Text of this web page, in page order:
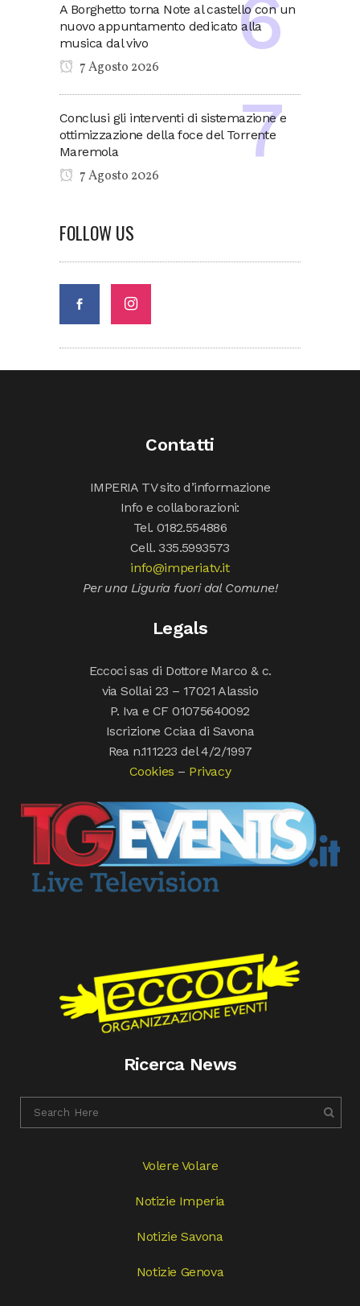
A Borghetto torna Note al castello con un
nuovo appuntamento dedicato alla
musica dal vivo
7 Agosto 2026
Conclusi gli interventi di sistemazione e
ottimizzazione della foce del Torrente
Maremola
7 Agosto 2026
FOLLOW US
Contatti
IMPERIA TV sito d’informazione
Info e collaborazioni:
Tel. 0182.554886
Cell. 335.5993573
info@imperiatv.it
Per una Liguria fuori dal Comune!
Legals
Eccoci sas di Dottore Marco & c.
via Sollai 23 – 17021 Alassio
P. Iva e CF 01075640092
Iscrizione Cciaa di Savona
Rea n.111223 del 4/2/1997
Cookies – Privacy
Ricerca News
Volere Volare
Notizie Imperia
Notizie Savona
Notizie Genova